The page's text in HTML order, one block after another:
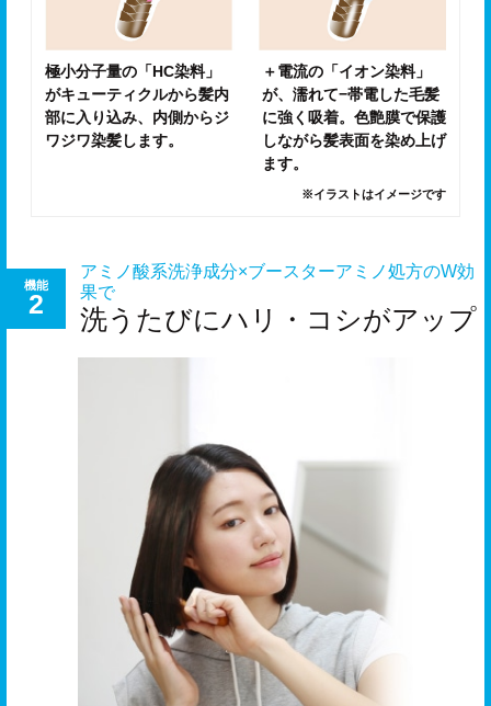
極小分子量の「HC染料」
がキューティクルから髪内
部に入り込み、内側からジ
ワジワ染髪します。
＋電流の「イオン染料」
が、濡れて−帯電した毛髪
に強く吸着。色艶膜で保護
しながら髪表面を染め上げ
ます。
※イラストはイメージです
機能
2
アミノ酸系洗浄成分×ブースターアミノ処方のW効
果で
洗うたびにハリ・コシがアップ